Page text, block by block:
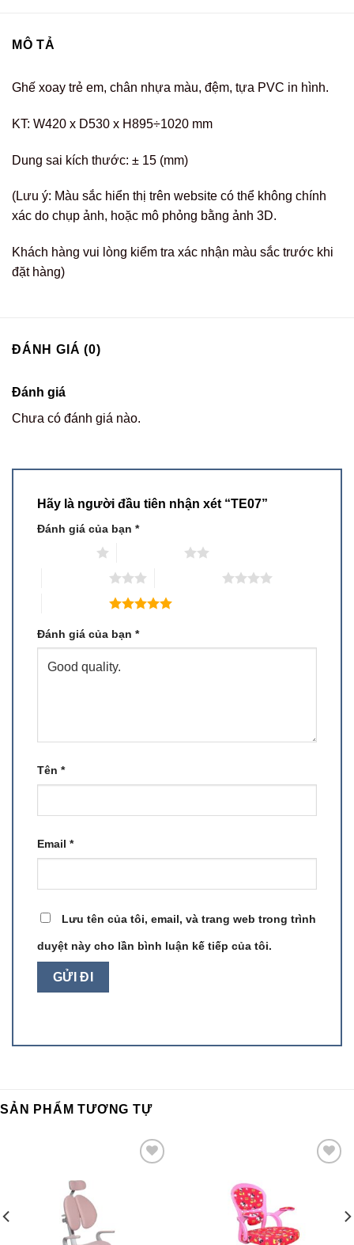
MÔ TẢ
Ghế xoay trẻ em, chân nhựa màu, đệm, tựa PVC in hình.
KT: W420 x D530 x H895÷1020 mm
Dung sai kích thước: ± 15 (mm)
(Lưu ý: Màu sắc hiển thị trên website có thể không chính
xác do chụp ảnh, hoặc mô phỏng bằng ảnh 3D.
Khách hàng vui lòng kiểm tra xác nhận màu sắc trước khi
đặt hàng)
ĐÁNH GIÁ (0)
Đánh giá
Chưa có đánh giá nào.
Hãy là người đầu tiên nhận xét “TE07”
Đánh giá của bạn *
Đánh giá của bạn *
Tên *
Email *
Lưu tên của tôi, email, và trang web trong trình
duyệt này cho lần bình luận kế tiếp của tôi.
SẢN PHẨM TƯƠNG TỰ